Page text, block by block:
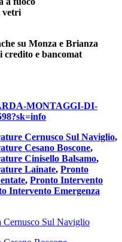
vetri
su Monza e Brianza
credito e bancomat
MONTAGGI-DI-
Cernusco Sul Naviglio,
Cesano Boscone,
Cinisello Balsamo,
Lainate, Pronto
, Pronto Intervento
Intervento Emergenza